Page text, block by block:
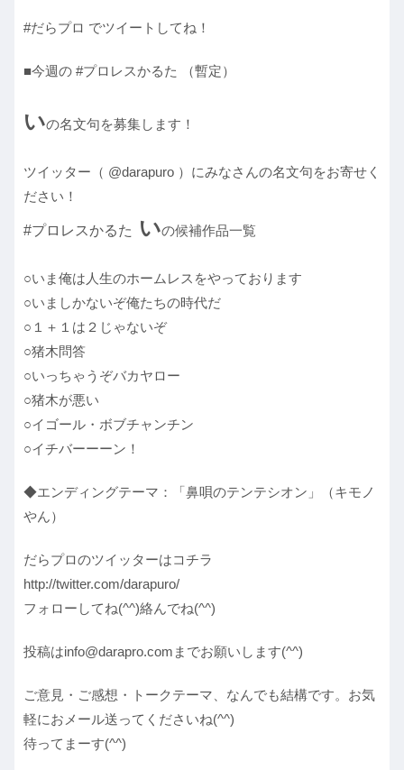
#だらプロ でツイートしてね！
■今週の #プロレスかるた （暫定）
いの名文句を募集します！
ツイッター（ @darapuro ）にみなさんの名文句をお寄せく
ださい！
#プロレスかるた いの候補作品一覧
○いま俺は人生のホームレスをやっております
○いましかないぞ俺たちの時代だ
○１＋１は２じゃないぞ
○猪木問答
○いっちゃうぞバカヤロー
○猪木が悪い
○イゴール・ボブチャンチン
○イチバーーーン！
◆エンディングテーマ：「鼻唄のテンテシオン」（キモノ
やん）
だらプロのツイッターはコチラ
http://twitter.com/darapuro/
フォローしてね(^^)絡んでね(^^)
投稿はinfo@darapro.comまでお願いします(^^)
ご意見・ご感想・トークテーマ、なんでも結構です。お気
軽におメール送ってくださいね(^^)
待ってまーす(^^)